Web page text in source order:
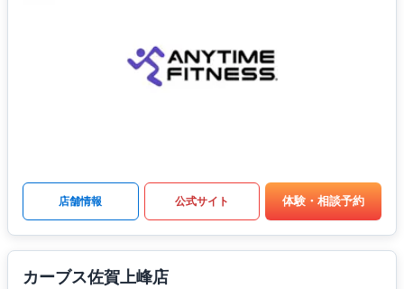
店舗情報 公式サイト 体験・相談予約
カーブス佐賀上峰店